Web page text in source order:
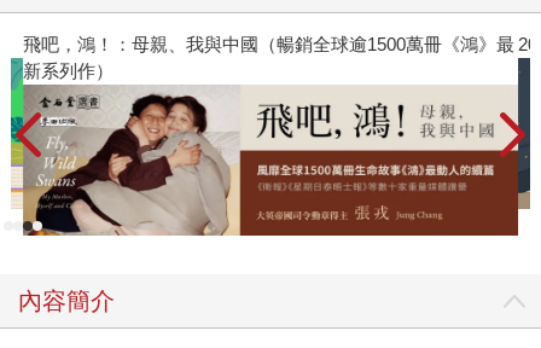
飛吧，鴻！：母親、我與中國（暢銷全球逾1500萬冊《鴻》最
新系列作）
內容簡介